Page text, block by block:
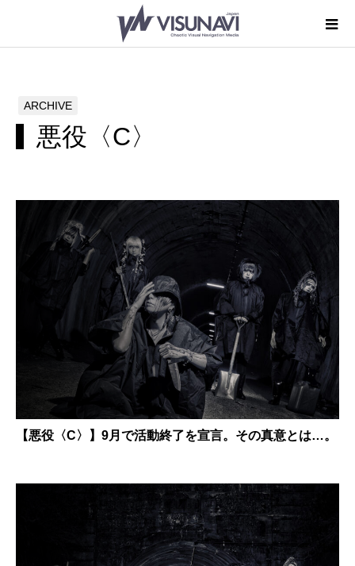
悪役〈C〉
ARCHIVE
【悪役〈C〉】9月で活動終了を宣言。その真意とは…。